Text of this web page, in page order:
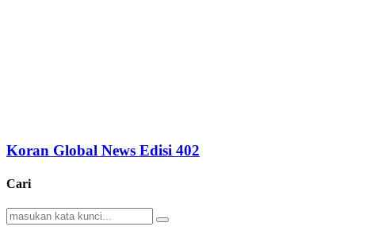
Koran Global News Edisi 402
Cari
Search
for:
Search